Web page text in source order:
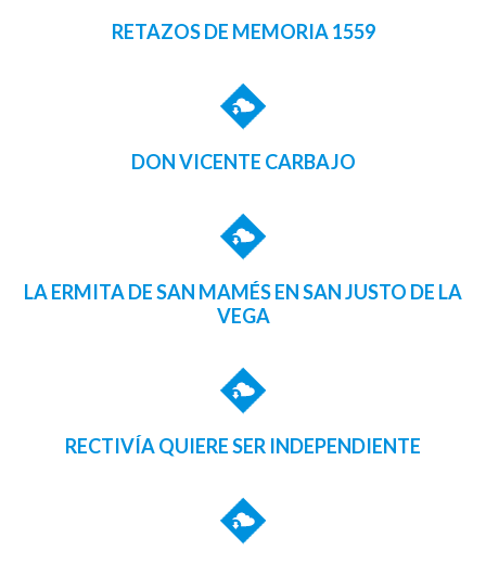
RETAZOS DE MEMORIA 1559
DON VICENTE CARBAJO
LA ERMITA DE SAN MAMÉS EN SAN JUSTO DE LA
VEGA
RECTIVÍA QUIERE SER INDEPENDIENTE